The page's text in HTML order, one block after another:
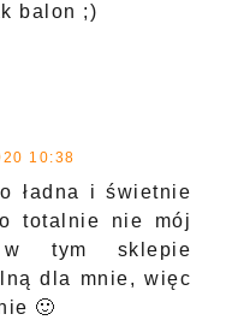
balon ;)
10:38
ładna i świetnie
totalnie nie mój
w tym sklepie
dla mnie, więc
🙂